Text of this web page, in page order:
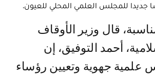
جديدا للمجلس العلمي المحلي للعيون.
أحمد التوفيق، إن
علمية جهوية وتعيين رؤساء